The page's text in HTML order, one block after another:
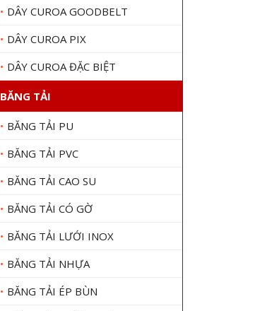
DÂY CUROA GOODBELT
DÂY CUROA PIX
DÂY CUROA ĐẶC BIỆT
BĂNG TẢI
BĂNG TẢI PU
BĂNG TẢI PVC
BĂNG TẢI CAO SU
BĂNG TẢI CÓ GỜ
BĂNG TẢI LƯỚI INOX
BĂNG TẢI NHỰA
BĂNG TẢI ÉP BÙN